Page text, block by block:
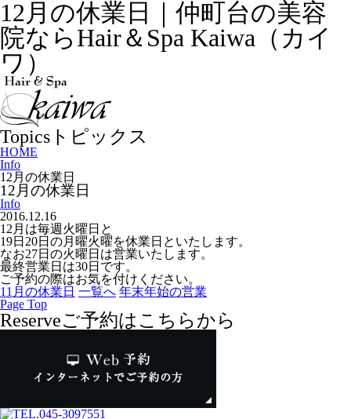
12月の休業日｜仲町台の美容
院ならHair＆Spa Kaiwa（カイ
ワ）
Topics トピックス
HOME
Info
12月の休業日
12月の休業日
Info
2016.12.16
12月は毎週火曜日と
19日20日の月曜火曜を休業日といたします。
なお27日の火曜日は営業いたします。
最終営業日は30日です。
ご予約の際はお気を付けください。
11月の休業日 一覧へ 年末年始の営業
Page Top
Reserveご予約はこちらから